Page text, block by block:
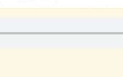
— Г. Богданов